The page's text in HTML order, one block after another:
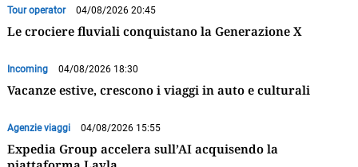
Tour operator 04/08/2026 20:45
Le crociere fluviali conquistano la Generazione X
Incoming 04/08/2026 18:30
Vacanze estive, crescono i viaggi in auto e culturali
Agenzie viaggi 04/08/2026 15:55
Expedia Group accelera sull’AI acquisendo la